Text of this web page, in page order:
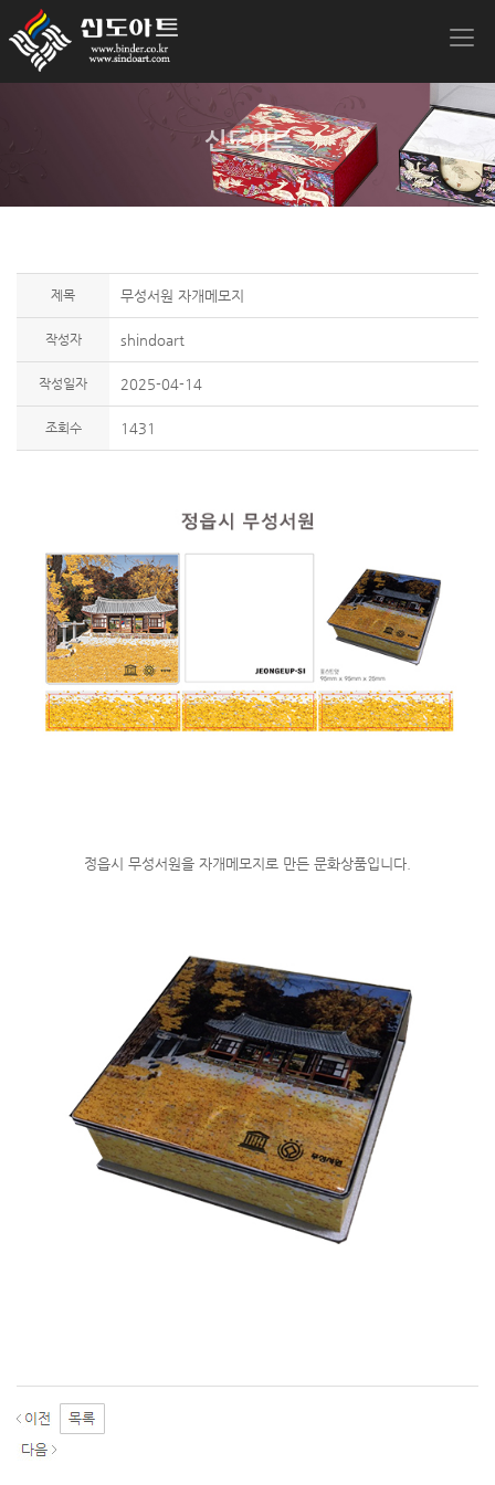
신도아트
제목 무성서원 자개메모지
작성자 shindoart
작성일자 2025-04-14
조회수 1431
정읍시 무성서원을 자개메모지로 만든 문화상품입니다.